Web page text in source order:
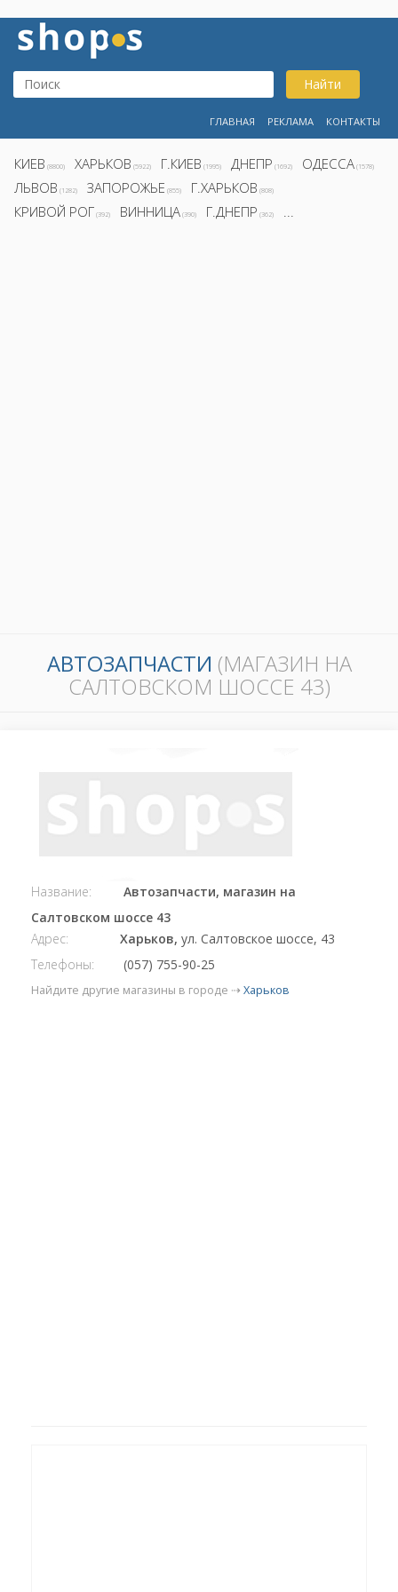
Найти
ГЛАВНАЯ РЕКЛАМА КОНТАКТЫ
КИЕВ (8800) ХАРЬКОВ (5922) Г.КИЕВ (1995) ДНЕПР (1692) ОДЕССА (1578)
ЛЬВОВ (1282) ЗАПОРОЖЬЕ (855) Г.ХАРЬКОВ (808)
КРИВОЙ РОГ (392) ВИННИЦА (390) Г.ДНЕПР (362) ...
АВТОЗАПЧАСТИ (МАГАЗИН НА
САЛТОВСКОМ ШОССЕ 43)
Название:
Автозапчасти, магазин на
Салтовском шоссе 43
Адрес:
Харьков, ул. Салтовское шоссе, 43
Телефоны:
(057) 755-90-25
Найдите другие магазины в городе ⇢ Харьков